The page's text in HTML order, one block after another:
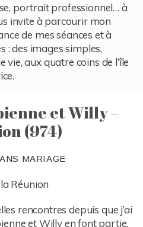
portrait professionnel… à
invite à parcourir mon
de mes séances et à
: des images simples,
vie, aux quatre coins de l’île
et Willy –
(974)
MARIAGE
rencontres depuis que j’ai
et Willy en font partie.